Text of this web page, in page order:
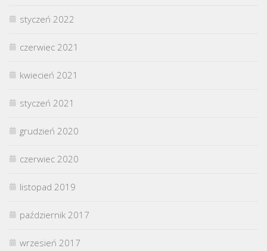
styczeń 2022
czerwiec 2021
kwiecień 2021
styczeń 2021
grudzień 2020
czerwiec 2020
listopad 2019
październik 2017
wrzesień 2017